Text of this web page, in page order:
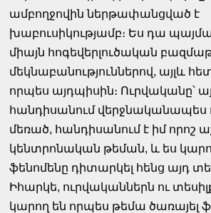
ամբողջովին ներթափանցված է
խաբուսիկությամբ։ Ես դա
միայն հոգեվերլուծական
մեկնաբանություններով, այլև
որպես այդպիսին։ Ուրվականը՝
հանդիսանում վերջնականապես
մեռած, հանդիսանում է իմ
կենտրոնական թեման, և ես
ֆենոմենը դիտարկել հենց այդ
Իհարկե, ուրվականներն ու
կարող են որպես թեմա ծառայել